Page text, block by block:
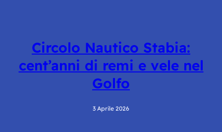
Circolo Nautico Stabia:
cent’anni di remi e vele nel
Golfo
3 Aprile 2026